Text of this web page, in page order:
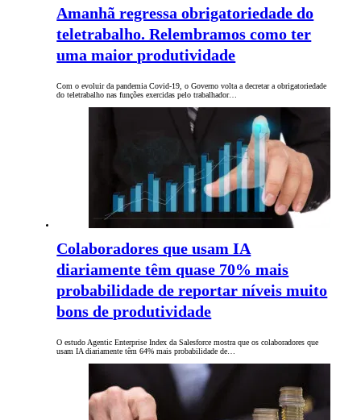
Amanhã regressa obrigatoriedade do
teletrabalho. Relembramos como ter
uma maior produtividade
Com o evoluir da pandemia Covid-19, o Governo volta a decretar a obrigatoriedade
do teletrabalho nas funções exercidas pelo trabalhador…
Colaboradores que usam IA
diariamente têm quase 70% mais
probabilidade de reportar níveis muito
bons de produtividade
O estudo Agentic Enterprise Index da Salesforce mostra que os colaboradores que
usam IA diariamente têm 64% mais probabilidade de…